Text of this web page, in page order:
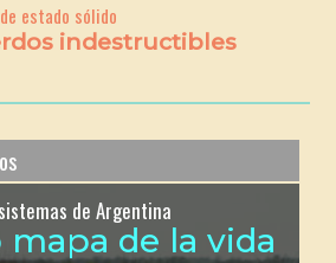
estado sólido
indestructibles
de Argentina
de la vida